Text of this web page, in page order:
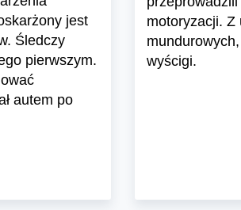
jest
Śledczy
pierwszym.
autem po
motoryzacji. Z
wyścigi.